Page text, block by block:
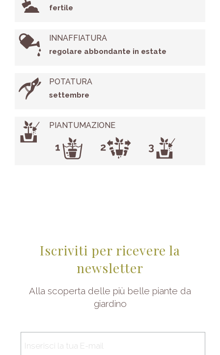
fertile
INNAFFIATURA
regolare abbondante in estate
POTATURA
settembre
PIANTUMAZIONE
Iscriviti per ricevere la
newsletter
Alla scoperta delle più belle piante da
giardino